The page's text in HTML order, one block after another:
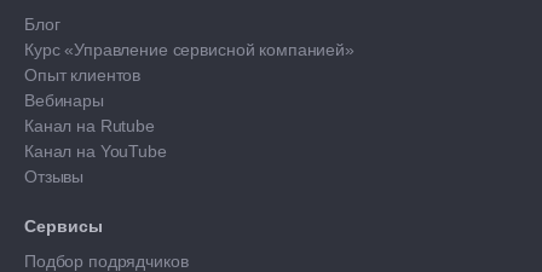
Блог
Курс «Управление сервисной компанией»
Опыт клиентов
Вебинары
Канал на Rutube
Канал на YouTube
Отзывы
Сервисы
Подбор подрядчиков